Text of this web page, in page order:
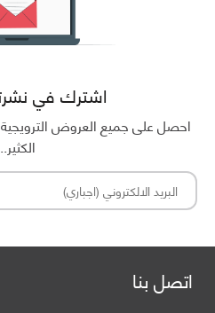
اشترك في
احصل على جميع العروض الترويجية
اتصل بنا